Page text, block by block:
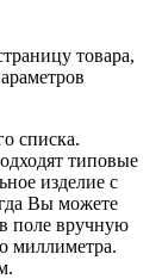
товара,
списка.
типовые
изделие с
Вы можете
поле вручную
миллиметра.